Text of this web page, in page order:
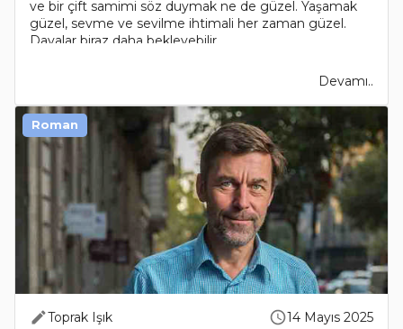
ve bir çift samimi söz duymak ne de güzel. Yaşamak
güzel, sevme ve sevilme ihtimali her zaman güzel.
Davalar biraz daha bekleyebilir.....
Devamı..
Toprak Işık 14 Mayıs 2025
Roman